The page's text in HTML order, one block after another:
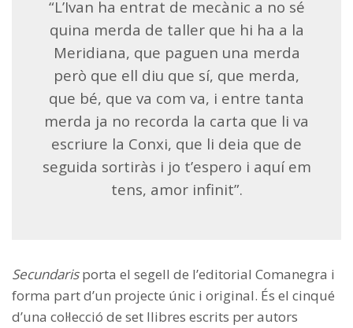
“L’Ivan ha entrat de mecànic a no sé
quina merda de taller que hi ha a la
Meridiana, que paguen una merda
però que ell diu que sí, que merda,
que bé, que va com va, i entre tanta
merda ja no recorda la carta que li va
escriure la Conxi, que li deia que de
seguida sortiràs i jo t’espero i aquí em
tens, amor infinit”.
Secundarisporta el segell de l’editorial Comanegra i
forma part d’un projecte únic i original. És el cinqué
d’una col·lecció de set llibres escrits per autors